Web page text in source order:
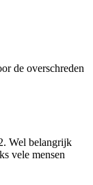
de overschreden
Wel belangrijk
vele mensen